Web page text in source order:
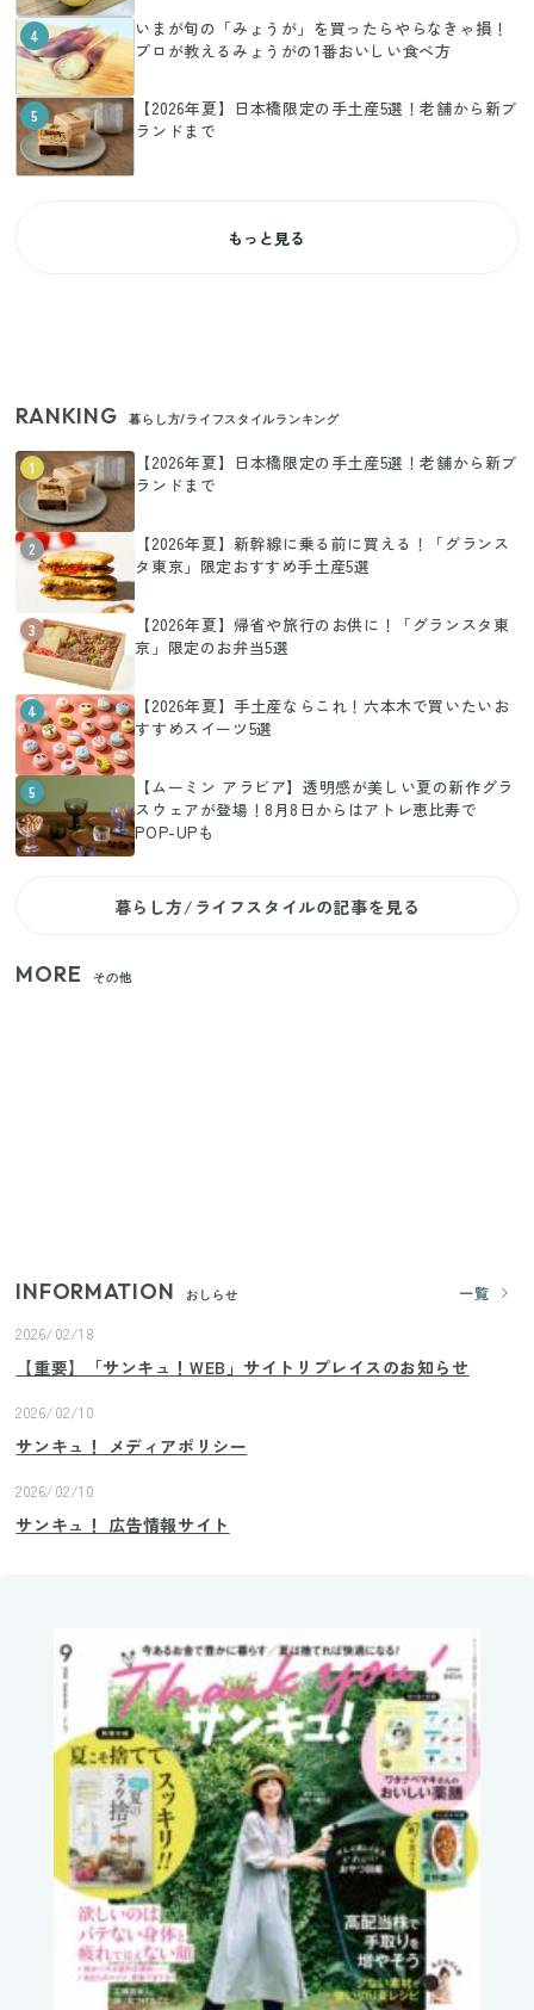
4
いまが旬の「みょうが」を買ったらやらなきゃ損！
プロが教えるみょうがの1番おいしい食べ方
5
【2026年夏】日本橋限定の手土産5選！老舗から新ブ
ランドまで
もっと見る
RANKING 暮らし方/ライフスタイルランキング
1
【2026年夏】日本橋限定の手土産5選！老舗から新ブ
ランドまで
2
【2026年夏】新幹線に乗る前に買える！「グランス
タ東京」限定おすすめ手土産5選
3
【2026年夏】帰省や旅行のお供に！「グランスタ東
京」限定のお弁当5選
4
【2026年夏】手土産ならこれ！六本木で買いたいお
すすめスイーツ5選
5
【ムーミン アラビア】透明感が美しい夏の新作グラ
スウェアが登場！8月8日からはアトレ恵比寿で
POP-UPも
暮らし方/ライフスタイルの記事を見る
MORE その他
INFORMATION おしらせ
一覧
2026/02/18
【重要】「サンキュ！WEB」サイトリプレイスのお知らせ
2026/02/10
サンキュ！ メディアポリシー
2026/02/10
サンキュ！ 広告情報サイト